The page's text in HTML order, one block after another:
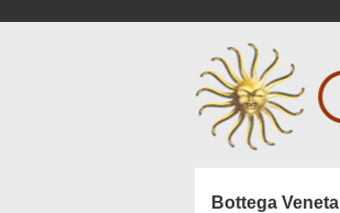
Bottega Veneta